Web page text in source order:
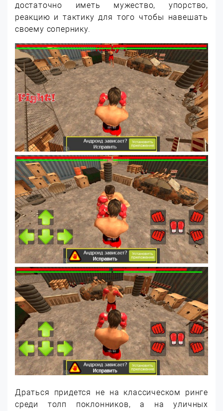
достаточно иметь мужество, упорство,
реакцию и тактику для того чтобы навешать
своему сопернику.
Драться придется не на классическом ринге
среди толп поклонников, а на уличных